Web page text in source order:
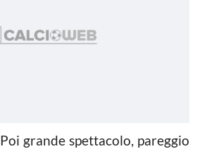
Poi grande spettacolo, pareggio